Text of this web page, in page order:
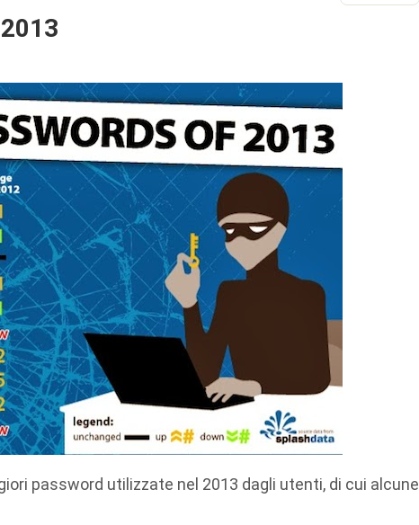
password utilizzate nel 2013 dagli utenti, di cui alcune